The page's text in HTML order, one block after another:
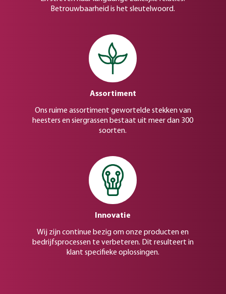
Betrouwbaarheid is het sleutelwoord.
Assortiment
Ons ruime assortiment gewortelde stekken van
heesters en siergrassen bestaat uit meer dan 300
soorten.
Innovatie
Wij zijn continue bezig om onze producten en
bedrijfsprocessen te verbeteren. Dit resulteert in
klant specifieke oplossingen.